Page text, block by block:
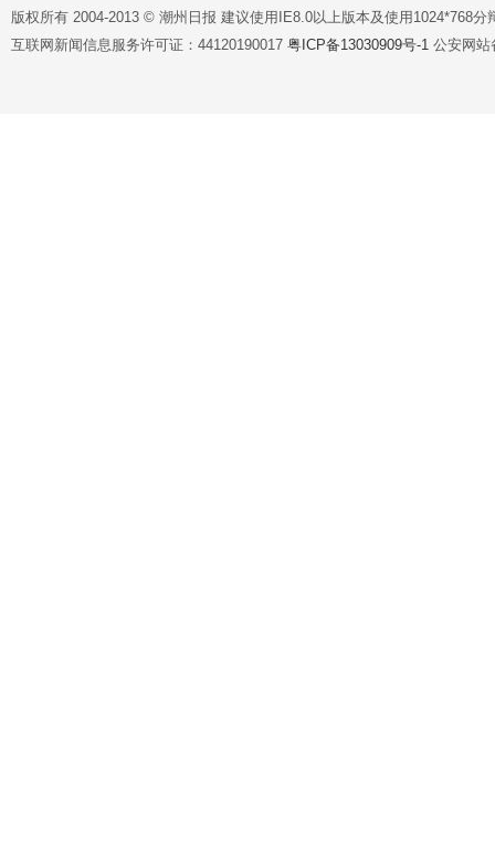
版权所有 2004-2013 © 潮州日报 建议使用IE8.0以上版本及使用1024*768分
互联网新闻信息服务许可证：44120190017 粤ICP备13030909号-1 公安网站